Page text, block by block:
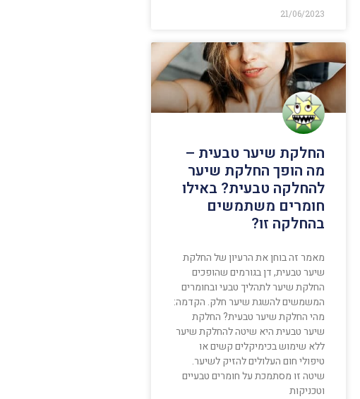
21/06/2023
החלקת שיער טבעית –
מה הופך החלקת שיער
להחלקה טבעית? באילו
חומרים משתמשים
בהחלקה זו?
מאמר זה בוחן את הרעיון של החלקת
שיער טבעית, דן בגורמים שהופכים
החלקת שיער לתהליך טבעי ובחומרים
המשמשים להשגת שיער חלק. הקדמה:
מהי החלקת שיער טבעית? החלקת
שיער טבעית היא שיטה להחלקת שיער
ללא שימוש בכימיקלים קשים או
טיפולי חום העלולים להזיק לשיער.
שיטה זו מסתמכת על חומרים טבעיים
וטכניקות